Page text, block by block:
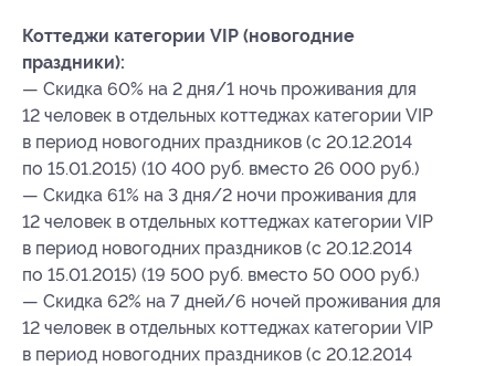
Коттеджи категории VIP (новогодние
праздники):
— Скидка 60% на 2 дня/1 ночь проживания для
12 человек в отдельных коттеджах категории VIP
в период новогодних праздников (с 20.12.2014
по 15.01.2015) (10 400 руб. вместо 26 000 руб.)
— Скидка 61% на 3 дня/2 ночи проживания для
12 человек в отдельных коттеджах категории VIP
в период новогодних праздников (с 20.12.2014
по 15.01.2015) (19 500 руб. вместо 50 000 руб.)
— Скидка 62% на 7 дней/6 ночей проживания для
12 человек в отдельных коттеджах категории VIP
в период новогодних праздников (с 20.12.2014